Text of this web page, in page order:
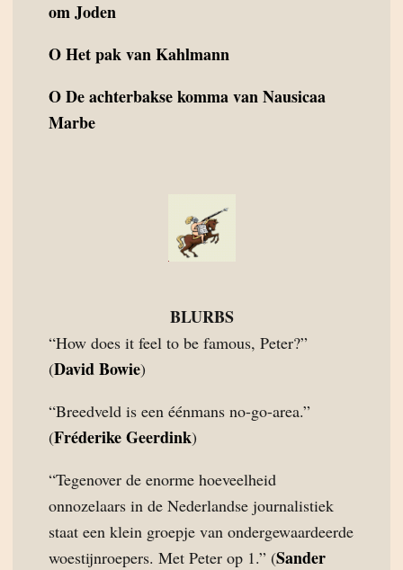
om Joden
OHet pak van Kahlmann
ODe achterbakse komma van Nausicaa
Marbe
BLURBS
“How does it feel to be famous, Peter?”
(David Bowie)
“Breedveld is een éénmans no-go-area.”
(Fréderike Geerdink)
“Tegenover de enorme hoeveelheid
onnozelaars in de Nederlandse journalistiek
staat een klein groepje van ondergewaardeerde
woestijnroepers. Met Peter op 1.” (Sander